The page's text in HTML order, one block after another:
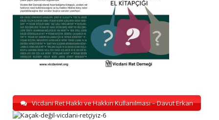
Vicdani Ret Hakkı ve Hakkın Kullanılması – Davut Erkan